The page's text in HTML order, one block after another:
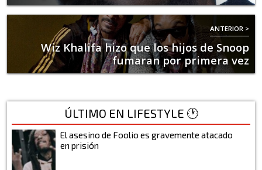
ANTERIOR >
Wiz Khalifa hizo que los hijos de Snoop
fumaran por primera vez
ÚLTIMO EN LIFESTYLE 🕐
El asesino de Foolio es gravemente atacado
en prisión